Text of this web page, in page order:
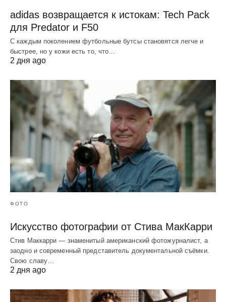
adidas возвращается к истокам: Tech Pack
для Predator и F50
С каждым поколением футбольные бутсы становятся легче и
быстрее, но у кожи есть то, что…
2 дня ago
ФОТО
Искусство фотографии от Стива МакКарри
Стив Маккарри — знаменитый американский фотожурналист, а
заодно и современный представитель документальной съёмки.
Свою славу…
2 дня ago